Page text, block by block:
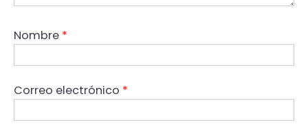
Nombre *
Correo electrónico *